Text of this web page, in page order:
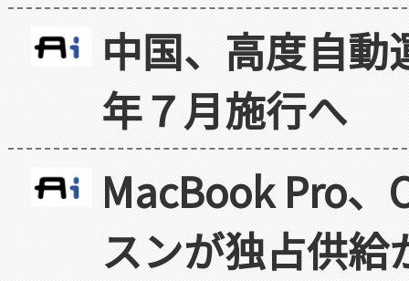
中国、高度自
年７月施行へ
MacBook Pro
スンが独占供給